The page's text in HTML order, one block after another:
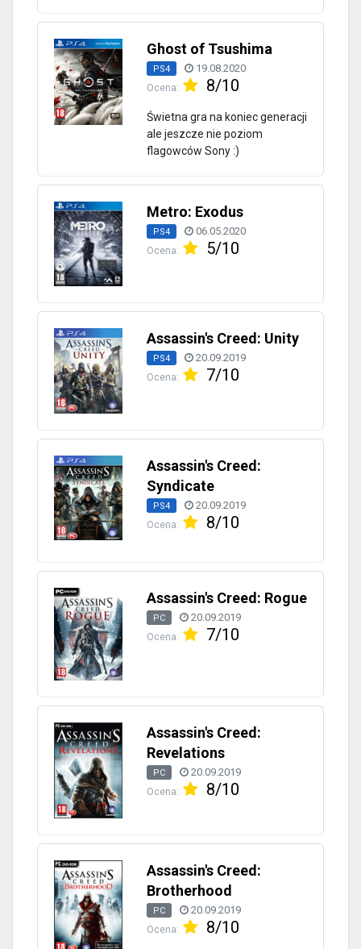
Ghost of Tsushima
PS4 19.08.2020
Ocena: 8/10
Świetna gra na koniec generacji
ale jeszcze nie poziom
flagowców Sony :)
Metro: Exodus
PS4 06.05.2020
Ocena: 5/10
Assassin's Creed: Unity
PS4 20.09.2019
Ocena: 7/10
Assassin's Creed:
Syndicate
PS4 20.09.2019
Ocena: 8/10
Assassin's Creed: Rogue
PC 20.09.2019
Ocena: 7/10
Assassin's Creed:
Revelations
PC 20.09.2019
Ocena: 8/10
Assassin's Creed:
Brotherhood
PC 20.09.2019
Ocena: 8/10